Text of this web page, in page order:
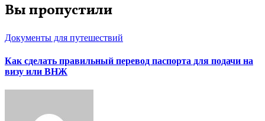
Вы пропустили
Документы для путешествий
Как сделать правильный перевод паспорта для подачи на
визу или ВНЖ